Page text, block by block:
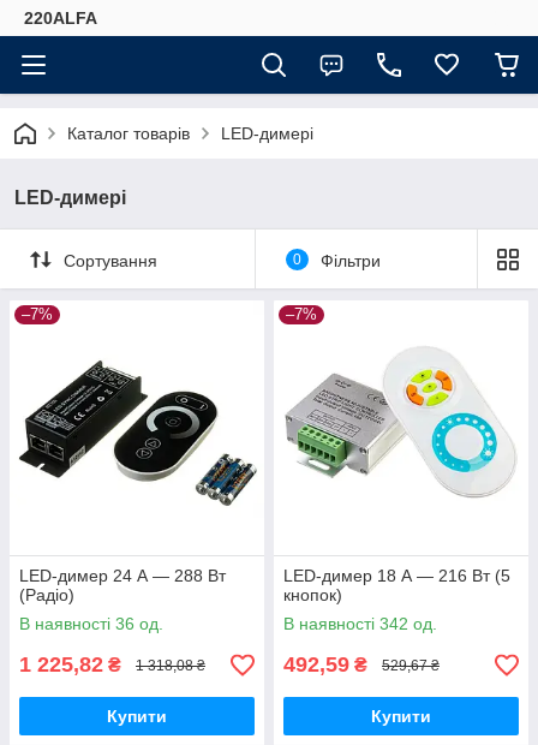
220ALFA
Каталог товарів LED-димері
LED-димері
Сортування 0 Фільтри
–7%
LED-димер 24 А — 288 Вт
(Радіо)
В наявності 36 од.
1 225,82 ₴ 1 318,08 ₴
Купити
–7%
LED-димер 18 А — 216 Вт (5
кнопок)
В наявності 342 од.
492,59 ₴ 529,67 ₴
Купити